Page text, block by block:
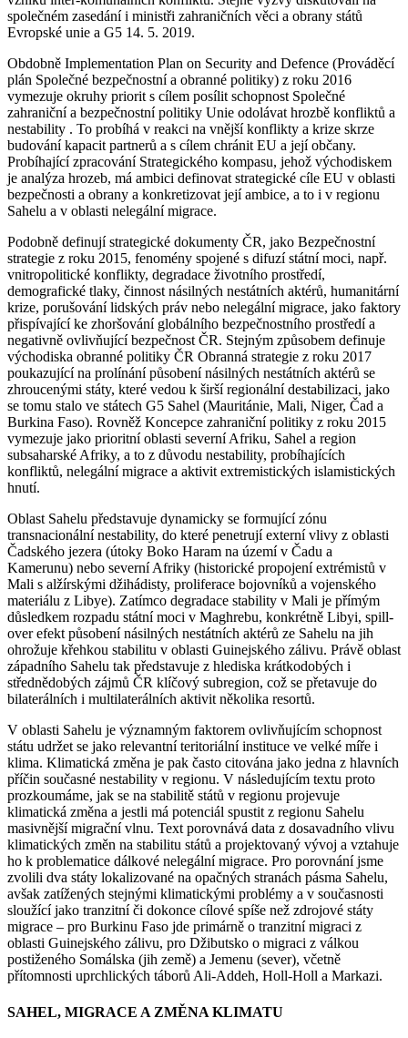
společném zasedání i ministři zahraničních věci a obrany států
Evropské unie a G5 14. 5. 2019.
Obdobně Implementation Plan on Security and Defence (Prováděcí
plán Společné bezpečnostní a obranné politiky) z roku 2016
vymezuje okruhy priorit s cílem posílit schopnost Společné
zahraniční a bezpečnostní politiky Unie odolávat hrozbě konfliktů a
nestability . To probíhá v reakci na vnější konflikty a krize skrze
budování kapacit partnerů a s cílem chránit EU a její občany.
Probíhající zpracování Strategického kompasu, jehož východiskem
je analýza hrozeb, má ambici definovat strategické cíle EU v oblasti
bezpečnosti a obrany a konkretizovat její ambice, a to i v regionu
Sahelu a v oblasti nelegální migrace.
Podobně definují strategické dokumenty ČR, jako Bezpečnostní
strategie z roku 2015, fenomény spojené s difuzí státní moci, např.
vnitropolitické konflikty, degradace životního prostředí,
demografické tlaky, činnost násilných nestátních aktérů, humanitární
krize, porušování lidských práv nebo nelegální migrace, jako faktory
přispívající ke zhoršování globálního bezpečnostního prostředí a
negativně ovlivňující bezpečnost ČR. Stejným způsobem definuje
východiska obranné politiky ČR Obranná strategie z roku 2017
poukazující na prolínání působení násilných nestátních aktérů se
zhroucenými státy, které vedou k širší regionální destabilizaci, jako
se tomu stalo ve státech G5 Sahel (Mauritánie, Mali, Niger, Čad a
Burkina Faso). Rovněž Koncepce zahraniční politiky z roku 2015
vymezuje jako prioritní oblasti severní Afriku, Sahel a region
subsaharské Afriky, a to z důvodu nestability, probíhajících
konfliktů, nelegální migrace a aktivit extremistických islamistických
hnutí.
Oblast Sahelu představuje dynamicky se formující zónu
transnacionální nestability, do které penetrují externí vlivy z oblasti
Čadského jezera (útoky Boko Haram na území v Čadu a
Kamerunu) nebo severní Afriky (historické propojení extrémistů v
Mali s alžírskými džihádisty, proliferace bojovníků a vojenského
materiálu z Libye). Zatímco degradace stability v Mali je přímým
důsledkem rozpadu státní moci v Maghrebu, konkrétně Libyi, spill-
over efekt působení násilných nestátních aktérů ze Sahelu na jih
ohrožuje křehkou stabilitu v oblasti Guinejského zálivu. Právě oblast
západního Sahelu tak představuje z hlediska krátkodobých i
střednědobých zájmů ČR klíčový subregion, což se přetavuje do
bilaterálních i multilaterálních aktivit několika resortů.
V oblasti Sahelu je významným faktorem ovlivňujícím schopnost
státu udržet se jako relevantní teritoriální instituce ve velké míře i
klima. Klimatická změna je pak často citována jako jedna z hlavních
příčin současné nestability v regionu. V následujícím textu proto
prozkoumáme, jak se na stabilitě států v regionu projevuje
klimatická změna a jestli má potenciál spustit z regionu Sahelu
masivnější migrační vlnu. Text porovnává data z dosavadního vlivu
klimatických změn na stabilitu států a projektovaný vývoj a vztahuje
ho k problematice dálkové nelegální migrace. Pro porovnání jsme
zvolili dva státy lokalizované na opačných stranách pásma Sahelu,
avšak zatížených stejnými klimatickými problémy a v současnosti
sloužící jako tranzitní či dokonce cílové spíše než zdrojové státy
migrace – pro Burkinu Faso jde primárně o tranzitní migraci z
oblasti Guinejského zálivu, pro Džibutsko o migraci z válkou
postiženého Somálska (jih země) a Jemenu (sever), včetně
přítomnosti uprchlických táborů Ali-Addeh, Holl-Holl a Markazi.
SAHEL, MIGRACE A ZMĚNA KLIMATU